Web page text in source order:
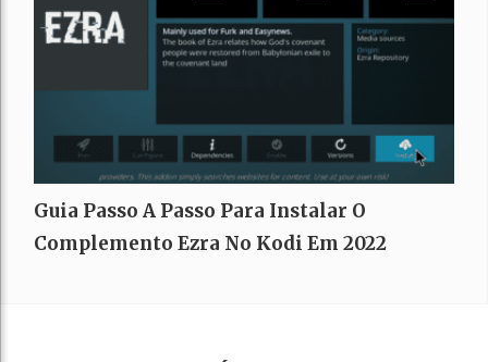
Guia Passo A Passo Para Instalar O
Complemento Ezra No Kodi Em 2022